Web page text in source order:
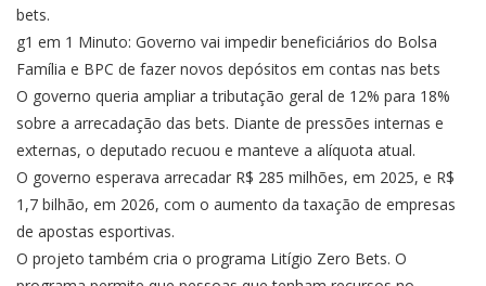
bets.
g1 em 1 Minuto: Governo vai impedir beneficiários do Bolsa
Família e BPC de fazer novos depósitos em contas nas bets
O governo queria ampliar a tributação geral de 12% para 18%
sobre a arrecadação das bets. Diante de pressões internas e
externas, o deputado recuou e manteve a alíquota atual.
O governo esperava arrecadar R$ 285 milhões, em 2025, e R$
1,7 bilhão, em 2026, com o aumento da taxação de empresas
de apostas esportivas.
O projeto também cria o programa Litígio Zero Bets. O